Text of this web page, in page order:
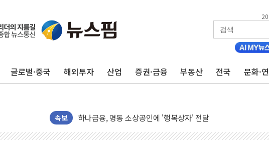
글로벌·중국 해외투자 산업 증권·금융 부동산 전국 문화·
속보
정재헌 CEO, SKT 장기고객 400명 맞이…"마음 잇는 시간 되
하나금융, 명동 소상공인에 '행복상자' 전달